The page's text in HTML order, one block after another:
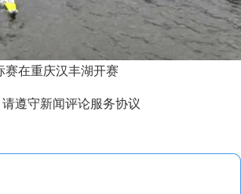
赛在重庆汉丰湖开赛
遵守新闻评论服务协议